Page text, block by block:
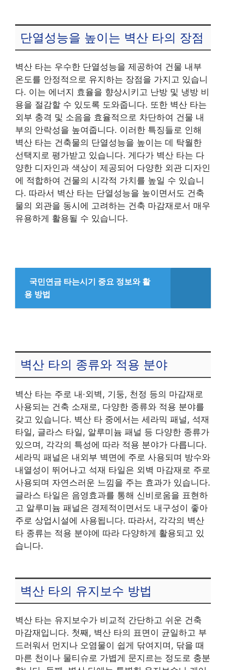
단열성능을 높이는 벽산 타의 장점
벽산 타는 우수한 단열성능을 제공하여 건물 내부
온도를 안정적으로 유지하는 장점을 가지고 있습니
다. 이는 에너지 효율을 향상시키고 난방 및 냉방 비
용을 절감할 수 있도록 도와줍니다. 또한 벽산 타는
외부 충격 및 소음을 효율적으로 차단하여 건물 내
부의 안락성을 높여줍니다. 이러한 특징들로 인해
벽산 타는 건축물의 단열성능을 높이는 데 탁월한
선택지로 평가받고 있습니다. 게다가 벽산 타는 다
양한 디자인과 색상이 제공되어 다양한 외관 디자인
에 적합하여 건물의 시각적 가치를 높일 수 있습니
다. 따라서 벽산 타는 단열성능을 높이면서도 건축
물의 외관을 동시에 고려하는 건축 마감재로서 매우
유용하게 활용될 수 있습니다.
국민연금 타는시기 중요 정보와 활
용 방법
벽산 타의 종류와 적용 분야
벽산 타는 주로 내·외벽, 기둥, 천정 등의 마감재로
사용되는 건축 소재로, 다양한 종류와 적용 분야를
갖고 있습니다. 벽산 타 중에서는 세라믹 패널, 석재
타일, 글라스 타일, 알루미늄 패널 등 다양한 종류가
있으며, 각각의 특성에 따라 적용 분야가 다릅니다.
세라믹 패널은 내외부 벽면에 주로 사용되며 방수와
내열성이 뛰어나고 석재 타일은 외벽 마감재로 주로
사용되며 자연스러운 느낌을 주는 효과가 있습니다.
글라스 타일은 음영효과를 통해 신비로움을 표현하
고 알루미늄 패널은 경제적이면서도 내구성이 좋아
주로 상업시설에 사용됩니다. 따라서, 각각의 벽산
타 종류는 적용 분야에 따라 다양하게 활용되고 있
습니다.
벽산 타의 유지보수 방법
벽산 타는 유지보수가 비교적 간단하고 쉬운 건축
마감재입니다. 첫째, 벽산 타의 표면이 균일하고 부
드러워서 먼지나 오염물이 쉽게 닦여지며, 닦을 때
마른 천이나 물티슈로 가볍게 문지르는 정도로 충분